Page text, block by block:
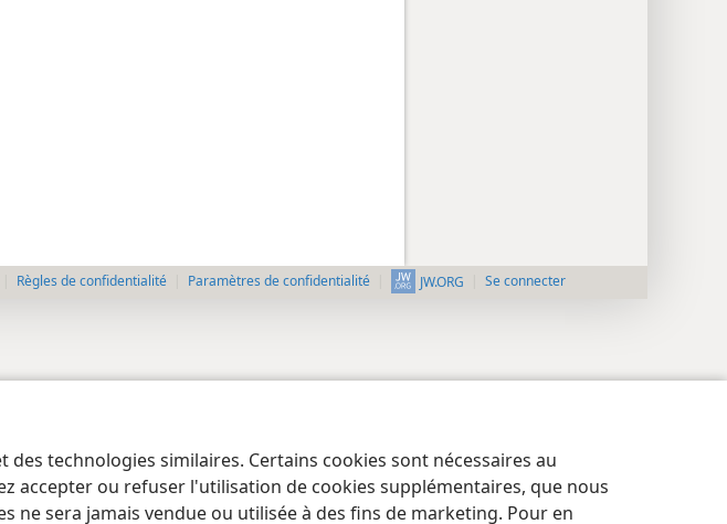
technologies similaires. Certains cookies sont nécessaires au
accepter ou refuser l'utilisation de cookies supplémentaires, que nous
sera jamais vendue ou utilisée à des fins de marketing. Pour en
Règles de confidentialité Paramètres de confidentialité JW.ORG Se connecter